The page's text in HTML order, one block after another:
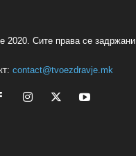
2020. Сите права се задржани.
contact@tvoezdravje.mk